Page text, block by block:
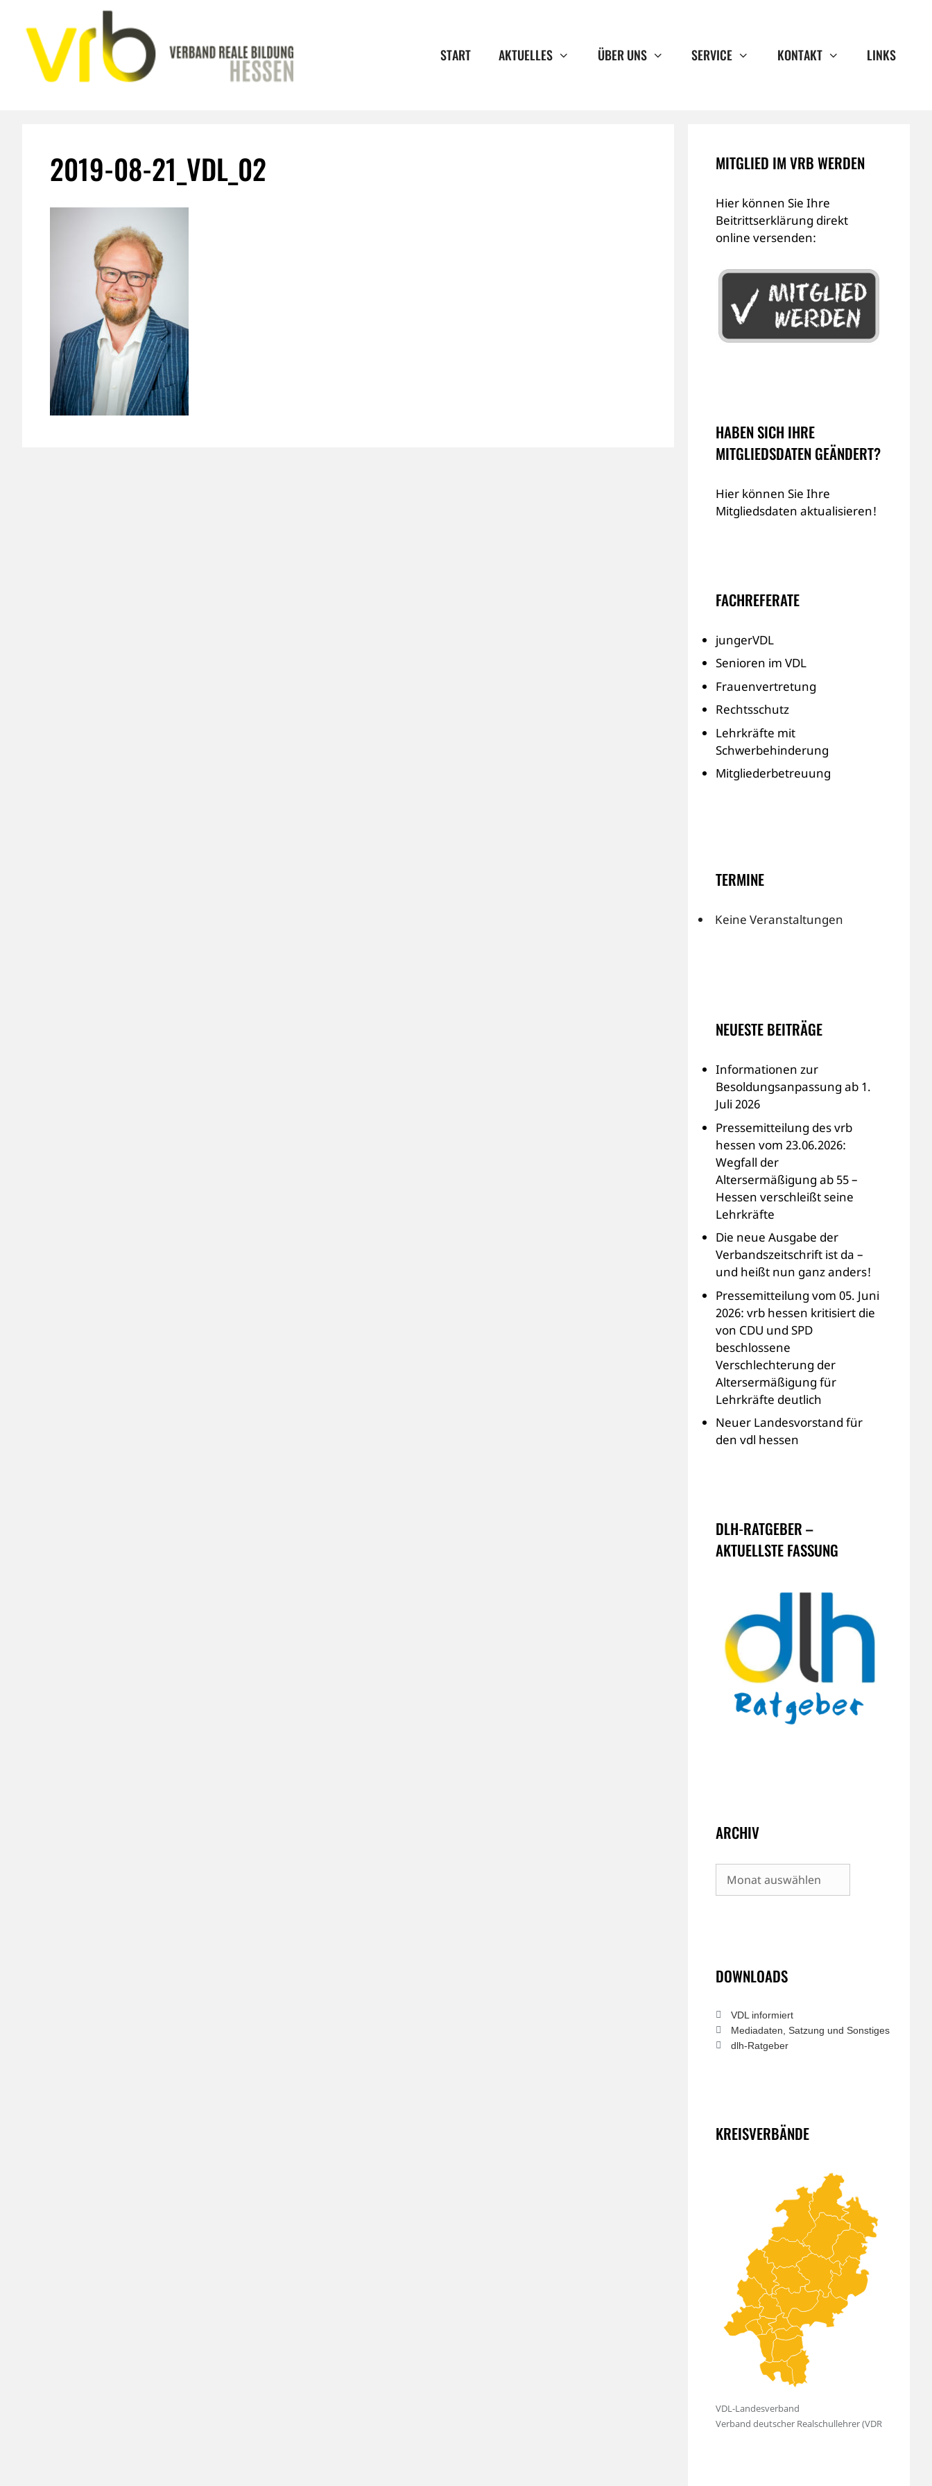
Inhalt
springen
START AKTUELLES ÜBER UNS SERVICE KONTAKT LINKS
2019-08-21_VDL_02 MITGLIED IM VRB WERDEN
Hier können Sie Ihre
Beitrittserklärung direkt
online versenden:
HABEN SICH IHRE
MITGLIEDSDATEN GEÄNDERT?
Hier können Sie Ihre
Mitgliedsdaten aktualisieren!
FACHREFERATE
jungerVDL
Senioren im VDL
Frauenvertretung
Rechtsschutz
Lehrkräfte mit
Schwerbehinderung
Mitgliederbetreuung
TERMINE
Keine Veranstaltungen
NEUESTE BEITRÄGE
Informationen zur
Besoldungsanpassung ab 1.
Juli 2026
Pressemitteilung des vrb
hessen vom 23.06.2026:
Wegfall der
Altersermäßigung ab 55 –
Hessen verschleißt seine
Lehrkräfte
Die neue Ausgabe der
Verbandszeitschrift ist da –
und heißt nun ganz anders!
Pressemitteilung vom 05. Juni
2026: vrb hessen kritisiert die
von CDU und SPD
beschlossene
Verschlechterung der
Altersermäßigung für
Lehrkräfte deutlich
Neuer Landesvorstand für
den vdl hessen
DLH-RATGEBER –
AKTUELLSTE FASSUNG
ARCHIV
Archiv
DOWNLOADS
VDL informiert
Mediadaten, Satzung und Sonstiges
dlh-Ratgeber
KREISVERBÄNDE